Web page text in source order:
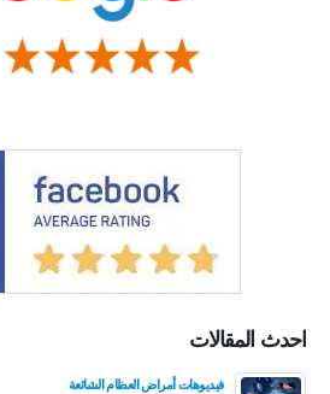
احدث المقالات
فيديوهات أمراض العظام الشائعة